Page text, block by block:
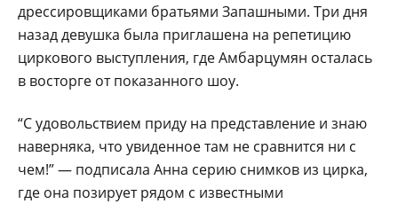
дрессировщиками братьями Запашными. Три дня
назад девушка была приглашена на репетицию
циркового выступления, где Амбарцумян осталась
в восторге от показанного шоу.
“С удовольствием приду на представление и знаю
наверняка, что увиденное там не сравнится ни с
чем!” — подписала Анна серию снимков из цирка,
где она позирует рядом с известными